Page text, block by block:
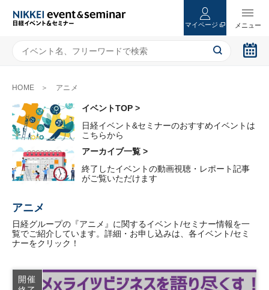
マイページ
HOME アニメ
イベントTOP >
日経イベント&セミナーのおすすめイベントは
こちらから
アーカイブ一覧 >
終了したイベントの動画視聴・レポート記事
がご覧いただけます
アニメ
日経グループの『アニメ』に関するイベント/セミナー情報を一
覧でご紹介しています。詳細・お申し込みは、各イベント/セミ
ナーをクリック！
開催